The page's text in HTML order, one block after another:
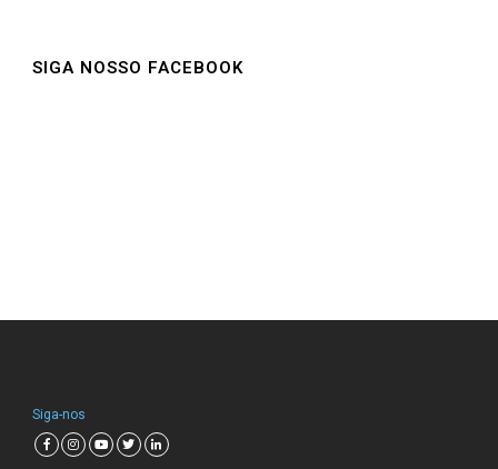
SIGA NOSSO FACEBOOK
Siga-nos